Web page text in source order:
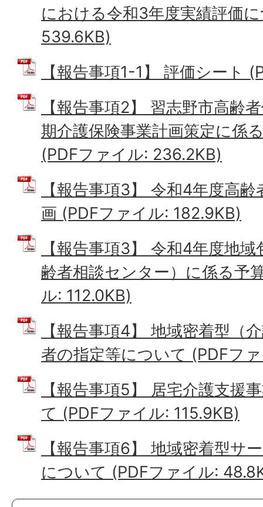
における令和3年度実績評価
539.6KB)
【報告事項1-1】 評価シート
【報告事項2】 習志野市高齢
期介護保険事業計画策定に係
(PDFファイル: 236.2KB)
【報告事項3】 令和4年度高
画 (PDFファイル: 182.9KB)
【報告事項3】 令和4年度地
齢者相談センター）に係る予
ル: 112.0KB)
【報告事項4】 地域密着型（
者の指定等について (PDFフ
【報告事項5】 居宅介護支援
て (PDFファイル: 115.9KB)
【報告事項6】 地域密着型サ
について (PDFファイル: